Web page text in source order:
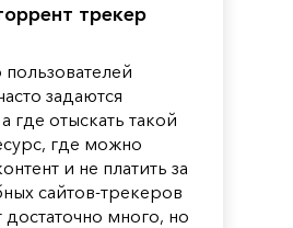
трекер
задаются
где отыскать такой
где можно
и не платить за
сайтов-трекеров
достаточно много, но